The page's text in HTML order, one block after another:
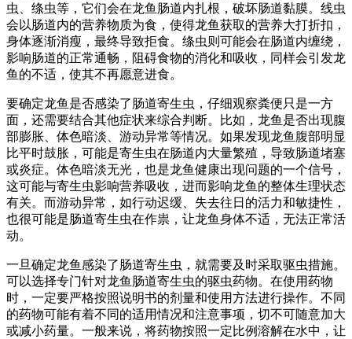
虫、绦虫等，它们会在龙鱼肠道内扎根，破坏肠道黏膜。线虫
会以肠道内的营养物质为食，使得龙鱼获取的营养大打折扣，
身体逐渐消瘦，最终导致拒食。绦虫则可能会在肠道内缠绕，
影响肠道的正常通畅，阻碍食物的消化和吸收，同样会引发龙
鱼的不适，使其不再愿意进食。
要确定龙鱼是否感染了肠道寄生虫，仔细观察粪便只是一方
面，还需要结合其他症状来综合判断。比如，龙鱼是否出现腹
部膨胀、体色暗淡、游动异常等情况。如果发现龙鱼腹部明显
比平时鼓胀，可能是寄生虫在肠道内大量繁殖，导致肠道堵塞
或炎症。体色暗淡无光，也是龙鱼健康出现问题的一个信号，
这可能与寄生虫影响营养吸收，进而影响龙鱼的整体生理状态
有关。而游动异常，如行动迟缓、失去往日的活力和敏捷性，
也很可能是肠道寄生虫在作祟，让龙鱼身体不适，无法正常活
动。
一旦确定龙鱼感染了肠道寄生虫，就需要及时采取驱虫措施。
可以选择专门针对龙鱼肠道寄生虫的驱虫药物。在使用药物
时，一定要严格按照说明书的剂量和使用方法进行操作。不同
的药物可能有着不同的适用情况和注意事项，切不可随意加大
或减小药量。一般来说，将药物按照一定比例溶解在水中，让